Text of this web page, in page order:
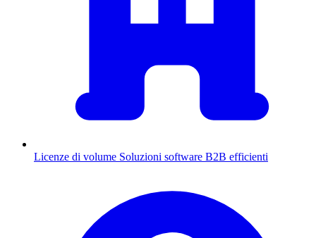
Licenze di volume Soluzioni software B2B efficienti